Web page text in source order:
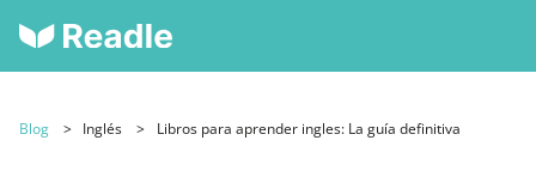
Blog Inglés Libros para aprender ingles: La guía definitiva